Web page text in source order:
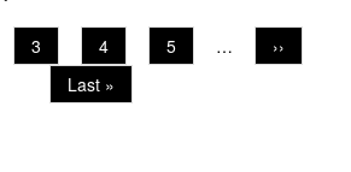
Page
3 Page
4 Page
5 …
Next
page
››
Last
page
Last »